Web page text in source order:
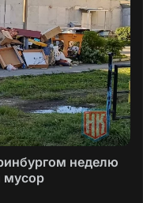
неделю
мусор